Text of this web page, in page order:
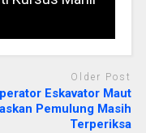
Older Post
Eskavator Maut
Pemulung Masih
Terperiksa